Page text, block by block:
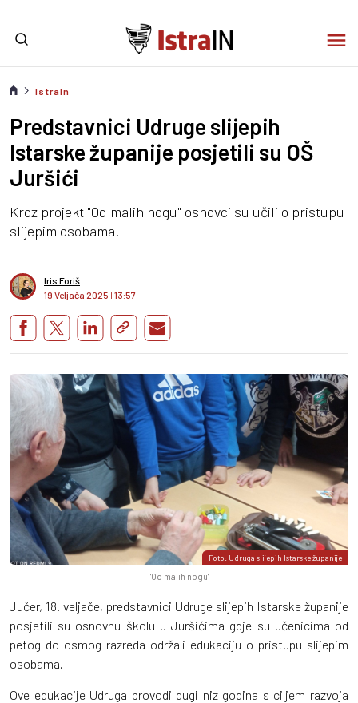
IstraIn
Predstavnici Udruge slijepih
Istarske županije posjetili su OŠ
Juršići
Kroz projekt "Od malih nogu" osnovci su učili o pristupu
slijepim osobama.
Iris Foriš
19 Veljača 2025 I 13:57
Foto: Udruga slijepih Istarske županije
'Od malih nogu'
Jučer, 18. veljače, predstavnici Udruge slijepih Istarske županije
posjetili su osnovnu školu u Juršićima gdje su učenicima od
petog do osmog razreda održali edukaciju o pristupu slijepim
osobama.
Ove edukacije Udruga provodi dugi niz godina s ciljem razvoja